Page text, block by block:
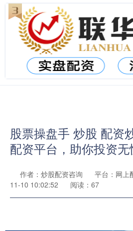
股票操盘手 炒股 配资
配资平台，助你投资无
作者：炒股配资咨询 平台：网上
11-10 10:02:52
阅读：67